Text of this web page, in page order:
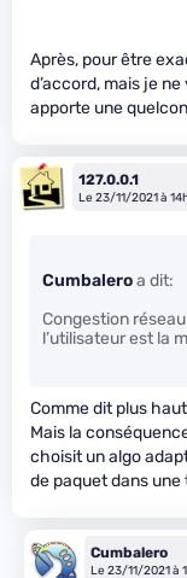
Après, pour être
d’accord, mais je
apporte une
127.0.0.1
Le 23/11/2021 à
Cumbaleroa dit:
Congestion
l’utilisateur est la
Comme dit plus
Mais la
choisit un algo
de paquet dans une
Cumbalero
Le 23/11/2021 à